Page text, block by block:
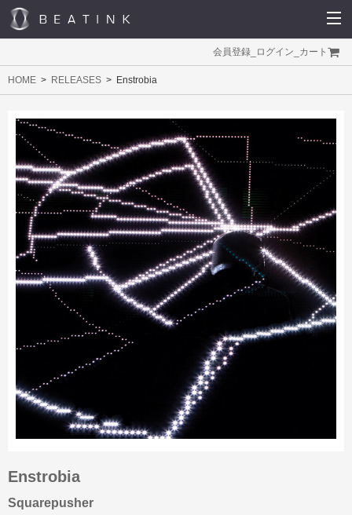
会員登録 ログイン カート
HOME RELEASES Enstrobia
Enstrobia
Squarepusher